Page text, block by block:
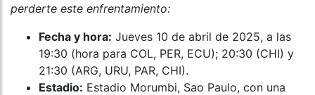
perderte este enfrentamiento:
Fecha y hora: Jueves 10 de abril de 2025, a las
19:30 (hora para COL, PER, ECU); 20:30 (CHI) y
21:30 (ARG, URU, PAR, CHI).
Estadio: Estadio Morumbi, Sao Paulo, con una